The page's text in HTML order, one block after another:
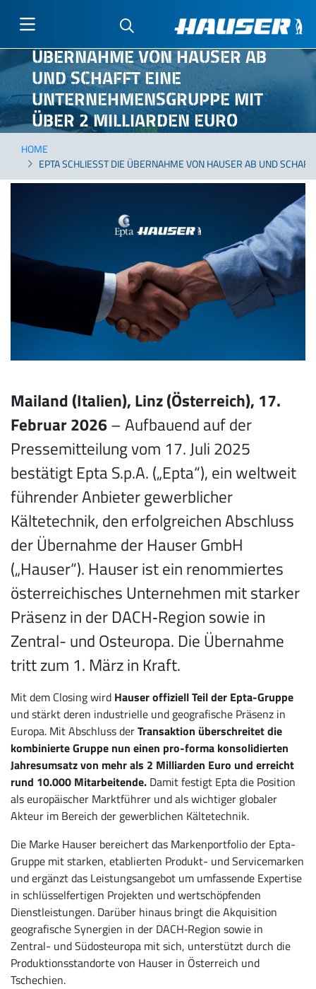
zum
Inhalt
EPTA SCHLIESST DIE Ü
BERNAHME VON HAUSER AB U
ND SCHAFFT EINE U
NTERNEHMENSGRUPPE MIT Ü
BER 2 MILLIARDEN EURO U
MSATZ*
HOME
EPTA SCHLIESST DIE ÜBERNAHME VON HAUSER AB UND
Mailand (Italien), Linz (Österreich), 17.
Februar 2026– Aufbauend auf der
Pressemitteilung vom 17. Juli 2025
bestätigt Epta S.p.A. („Epta“), ein weltweit
führender Anbieter gewerblicher
Kältetechnik, den erfolgreichen Abschluss
der Übernahme der Hauser GmbH
(„Hauser“). Hauser ist ein renommiertes
österreichisches Unternehmen mit starker
Präsenz in der DACH‑Region sowie in
Zentral- und Osteuropa. Die Übernahme
tritt zum 1. März in Kraft.
Mit dem Closing wird Hauser offiziell Teil der Epta-Gruppe
und stärkt deren industrielle und geografische Präsenz in
Europa. Mit Abschluss derTransaktion überschreitet die
kombinierte Gruppe nun einen pro-forma konsolidierten
Jahresumsatz von mehr als 2 Milliarden Euro und erreicht
rund 10.000 Mitarbeitende. Damit festigt Epta die Position
als europäischer Marktführer und als wichtiger globaler
Akteur im Bereich der gewerblichen Kältetechnik.
Die Marke Hauser bereichert das Markenportfolio der Epta-
Gruppe mit starken, etablierten Produkt- und Servicemarken
und ergänzt das Leistungsangebot um umfassende Expertise
in schlüsselfertigen Projekten und wertschöpfenden
Dienstleistungen. Darüber hinaus bringt die Akquisition
geografische Synergien in der DACH‑Region sowie in
Zentral- und Südosteuropa mit sich, unterstützt durch die
Produktionsstandorte von Hauser in Österreich und
Tschechien.